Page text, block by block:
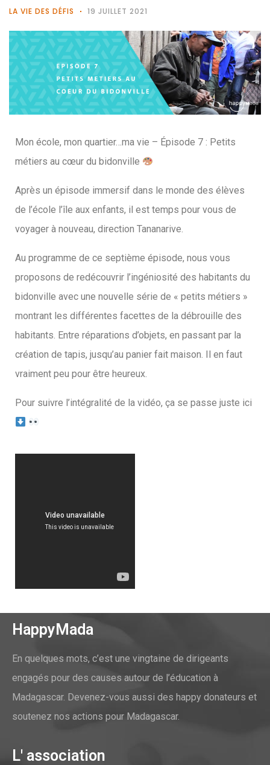
LA VIE DES DÉFIS 19 JUILLET 2021
Mon école, mon quartier…ma vie – Épisode 7 : Petits
métiers au cœur du bidonville
Après un épisode immersif dans le monde des élèves
de l’école l’île aux enfants, il est temps pour vous de
voyager à nouveau, direction Tananarive.
Au programme de ce septième épisode, nous vous
proposons de redécouvrir l’ingéniosité des habitants du
bidonville avec une nouvelle série de « petits métiers »
montrant les différentes facettes de la débrouille des
habitants. Entre réparations d’objets, en passant par la
création de tapis, jusqu’au panier fait maison. Il en faut
vraiment peu pour être heureux.
Pour suivre l’intégralité de la vidéo, ça se passe juste ici
HappyMada
En quelques mots, c’est une vingtaine de dirigeants
engagés pour des causes autour de l’éducation à
Madagascar. Devenez-vous aussi des happy donateurs et
soutenez nos actions pour Madagascar.
L' association